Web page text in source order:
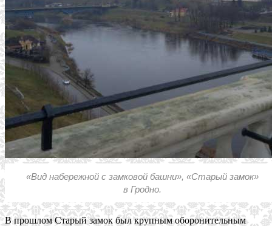
«Вид набережной с замковой башни», «Старый замок»
в Гродно.
В прошлом Старый замок был крупным оборонительным